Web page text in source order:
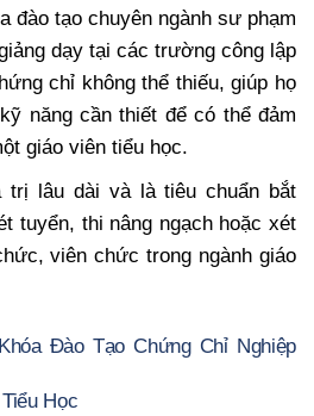
đào tạo chuyên ngành sư phạm
dạy tại các trường công lập
chỉ không thể thiếu, giúp họ
năng cần thiết để có thể đảm
giáo viên tiểu học.
trị lâu dài và là tiêu chuẩn bắt
tuyển, thi nâng ngạch hoặc xét
viên chức trong ngành giáo
Đào Tạo Chứng Chỉ Nghiệp
Học